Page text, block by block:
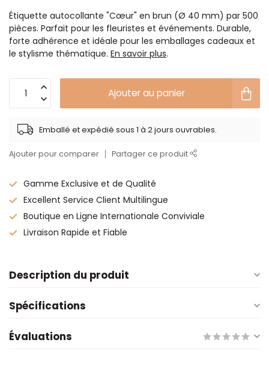
Étiquette autocollante "Cœur" en brun (Ø 40 mm) par 500
pièces. Parfait pour les fleuristes et événements. Durable,
forte adhérence et idéale pour les emballages cadeaux et
le stylisme thématique. En savoir plus.
Ajouter au panier
Emballé et expédié sous 1 à 2 jours ouvrables.
Ajouter pour comparer Partager ce produit
Gamme Exclusive et de Qualité
Excellent Service Client Multilingue
Boutique en Ligne Internationale Conviviale
Livraison Rapide et Fiable
Description du produit
Spécifications
Évaluations